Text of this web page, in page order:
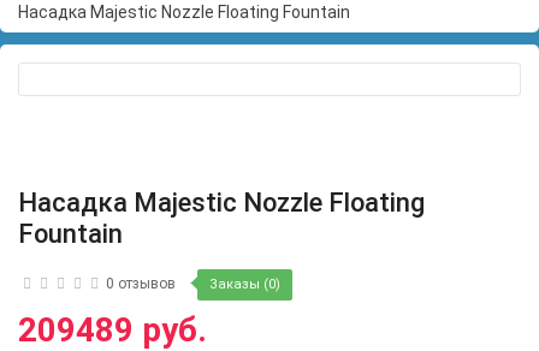
Насадка Majestic Nozzle Floating Fountain
Насадка Majestic Nozzle Floating
Fountain
0 отзывов Заказы (0)
209489 руб.